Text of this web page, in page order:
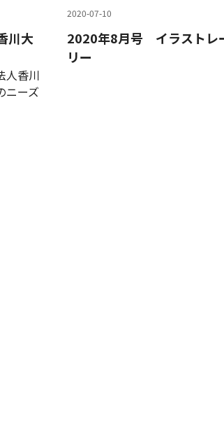
川大
人香川
ニーズ
2020-07-10
2020年8月号 イラストレ
リー